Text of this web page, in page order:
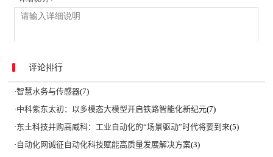
评论排行
·智慧水务与传感器(7)
·中科紫东太初：以多模态大模型开启铁路智能化新纪元(7)
·东土科技并购高威科：工业自动化的“场景驱动”时代将要到来(5)
· 自动化网诚征自动化科技赋能高质量发展解决方案(3)